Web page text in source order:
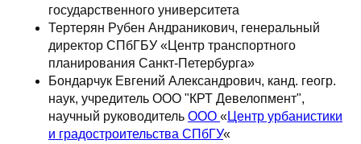
государственного университета
Тертерян Рубен Андраникович, генеральный
директор СПбГБУ «Центр транспортного
планирования Санкт-Петербурга»
Бондарчук Евгений Александрович, канд. геогр.
наук, учредитель ООО "КРТ Девелопмент",
научный руководитель ООО «Центр урбанистики
и градостроительства СПбГУ«